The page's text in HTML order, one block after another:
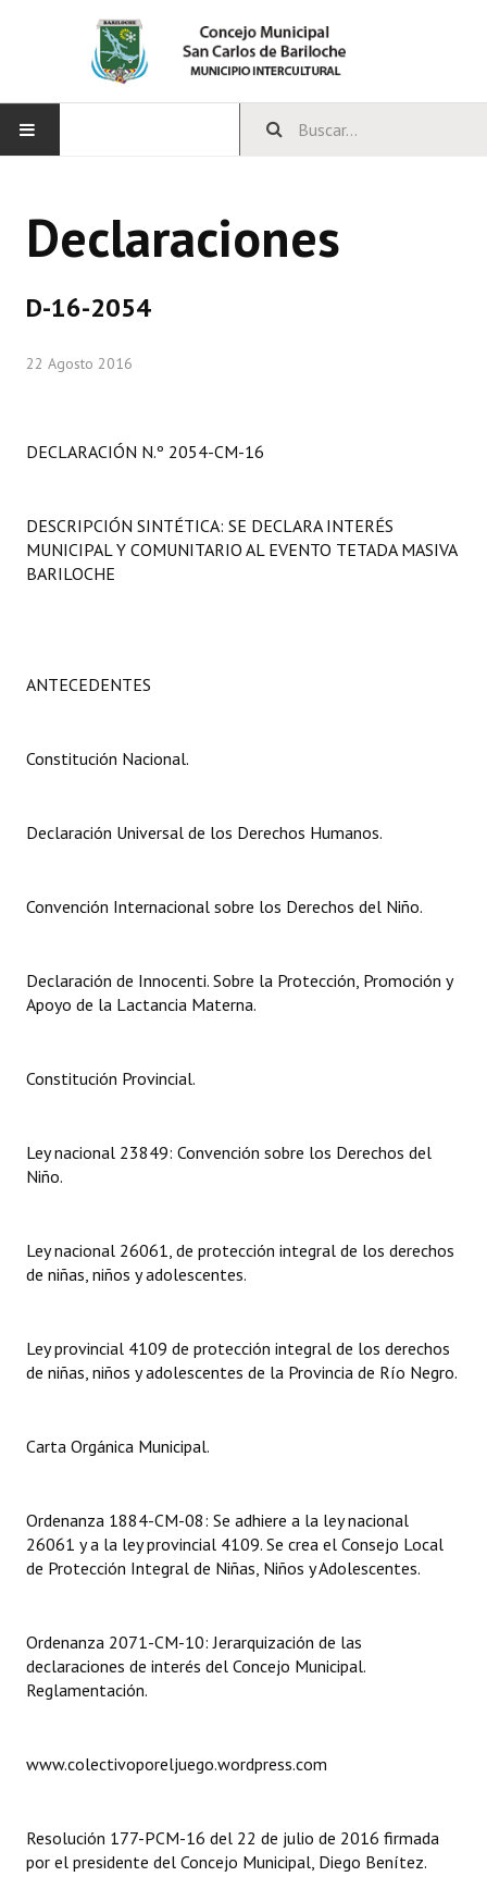
CONCEJO
Comisiones Permanentes
LEGISLACIÓN
Carta Orgánica 2007
Organigrama
Proyectos Presentados
Dictámenes Asesoría Letrada
Ejecución Presupuestaria
NORMATIVA
Declaraciones
Resoluciones
Antiguos Pobladores
Noticias Destacadas
Datos Históricos
Premio al Mérito - Registro
Periodistas Decanos - Registro
Declaraciones
D-16-2054
22 Agosto 2016
DECLARACIÓN N.º 2054-CM-16
DESCRIPCIÓN SINTÉTICA: SE DECLARA INTERÉS
MUNICIPAL Y COMUNITARIO AL EVENTO TETADA MASIVA
BARILOCHE
ANTECEDENTES
Constitución Nacional.
Declaración Universal de los Derechos Humanos.
Convención Internacional sobre los Derechos del Niño.
Declaración de Innocenti. Sobre la Protección, Promoción y
Apoyo de la Lactancia Materna.
Constitución Provincial.
Ley nacional 23849: Convención sobre los Derechos del
Niño.
Ley nacional 26061, de protección integral de los derechos
de niñas, niños y adolescentes.
Ley provincial 4109 de protección integral de los derechos
de niñas, niños y adolescentes de la Provincia de Río Negro.
Carta Orgánica Municipal.
Ordenanza 1884-CM-08: Se adhiere a la ley nacional
26061 y a la ley provincial 4109. Se crea el Consejo Local
de Protección Integral de Niñas, Niños y Adolescentes.
Ordenanza 2071-CM-10: Jerarquización de las
declaraciones de interés del Concejo Municipal.
Reglamentación.
www.colectivoporeljuego.wordpress.com
Resolución 177-PCM-16 del 22 de julio de 2016 firmada
por el presidente del Concejo Municipal, Diego Benítez.